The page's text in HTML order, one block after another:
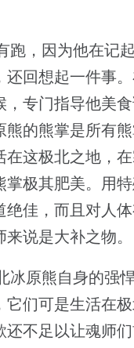
，因为他在记
还回想起一件事
，专门指导他美
熊的熊掌是所有
在这极北之地，
掌极其肥美。用
绝佳，而且对人
说是大补之物。
原熊自身的强
它们可是生活在
还不足以让魂师